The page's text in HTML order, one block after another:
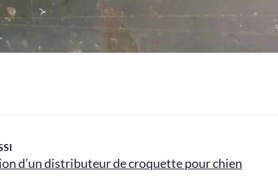
d’un distributeur de croquette pour chien